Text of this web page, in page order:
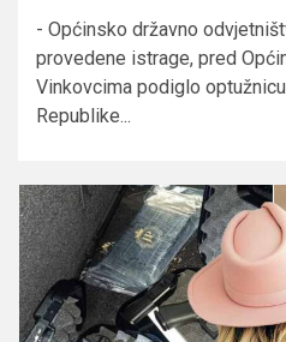
- Općinsko državno
provedene istrage, pred
Vinkovcima podiglo
Republike...